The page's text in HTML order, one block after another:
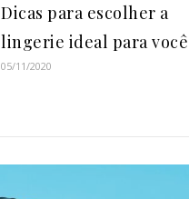
Dicas para escolher a
lingerie ideal para você
05/11/2020